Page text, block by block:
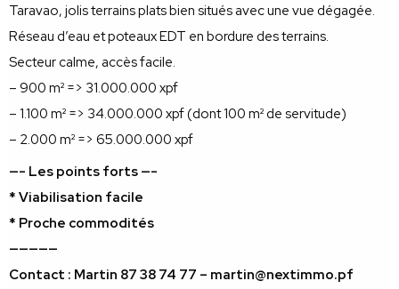
Taravao, jolis terrains plats bien situés avec une vue dégagée.
Réseau d’eau et poteaux EDT en bordure des terrains.
Secteur calme, accès facile.
– 900 m² => 31.000.000 xpf
– 1.100 m² => 34.000.000 xpf (dont 100 m² de servitude)
– 2.000 m² => 65.000.000 xpf
—- Les points forts —-
* Viabilisation facile
* Proche commodités
—————
Contact : Martin 87 38 74 77 – martin@nextimmo.pf